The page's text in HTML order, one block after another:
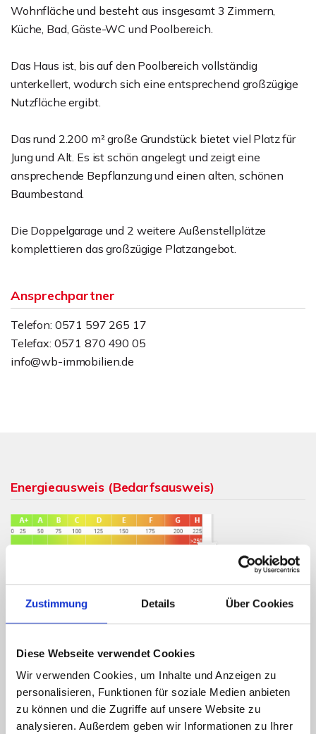
Zustimmung Details Über Cookies
Diese Webseite verwendet Cookies
Wir verwenden Cookies, um Inhalte und Anzeigen zu
personalisieren, Funktionen für soziale Medien anbieten
zu können und die Zugriffe auf unsere Website zu
analysieren. Außerdem geben wir Informationen zu Ihrer
Wohnfläche und besteht aus insgesamt 3 Zimmern,
Küche, Bad, Gäste-WC und Poolbereich.
Das Haus ist, bis auf den Poolbereich vollständig
unterkellert, wodurch sich eine entsprechend großzügige
Nutzfläche ergibt.
Das rund 2.200 m² große Grundstück bietet viel Platz für
Jung und Alt. Es ist schön angelegt und zeigt eine
ansprechende Bepflanzung und einen alten, schönen
Baumbestand.
Die Doppelgarage und 2 weitere Außenstellplätze
komplettieren das großzügige Platzangebot.
Ansprechpartner
Telefon: 0571 597 265 17
Telefax: 0571 870 490 05
info@wb-immobilien.de
Energieausweis (Bedarfsausweis)
Endenergiebedarf
Weitere Informationen
Wesentlicher Energieträger
Öl
Energieausweis gültig bis